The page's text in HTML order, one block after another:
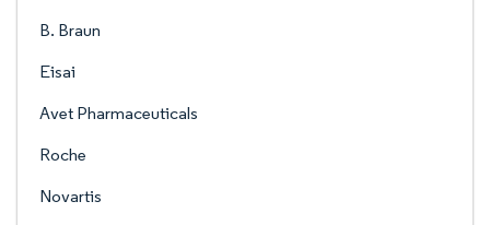
B. Braun
Eisai
Avet Pharmaceuticals
Roche
Novartis